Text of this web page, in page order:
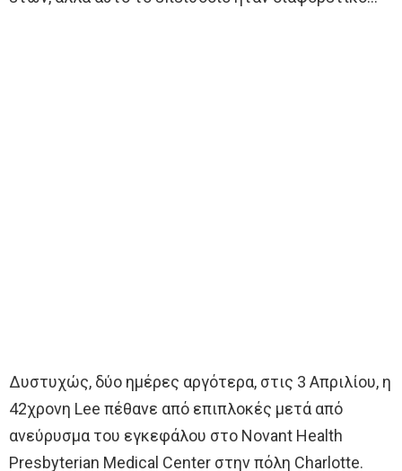
Δυστυχώς, δύο ημέρες αργότερα, στις 3 Απριλίου, η
42χρονη Lee πέθανε από επιπλοκές μετά από
ανεύρυσμα του εγκεφάλου στο Novant Health
Presbyterian Medical Center στην πόλη Charlotte.